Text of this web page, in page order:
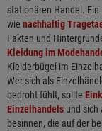
stationären Handel.
wie nachhaltig
Fakten und
Kleidung im
Kleiderbügel im
Wer sich als
bedroht fühlt, sollte
Einzelhandels und sich
besinnen, die auf der